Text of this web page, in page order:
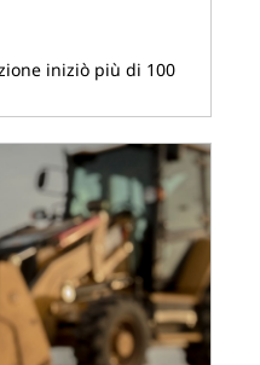
iniziò più di 100